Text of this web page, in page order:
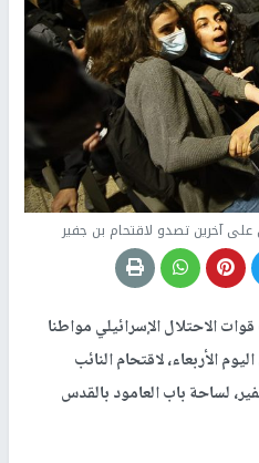
على آخرين تصدو لاقتحام بن جفير
الاحتلال الإسرائيلي مواطنا
الأربعاء، لاقتحام النائب
لساحة باب العامود بالقدس